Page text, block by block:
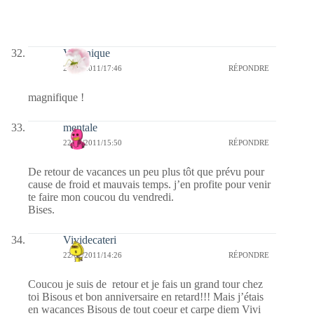
Véronique
22/07/2011/17:46 RÉPONDRE
magnifique !
mentale
22/07/2011/15:50 RÉPONDRE
De retour de vacances un peu plus tôt que prévu pour
cause de froid et mauvais temps. j’en profite pour venir
te faire mon coucou du vendredi.
Bises.
Vividecateri
22/07/2011/14:26 RÉPONDRE
Coucou je suis de retour et je fais un grand tour chez
toi Bisous et bon anniversaire en retard!!! Mais j’étais
en wacances Bisous de tout coeur et carpe diem Vivi